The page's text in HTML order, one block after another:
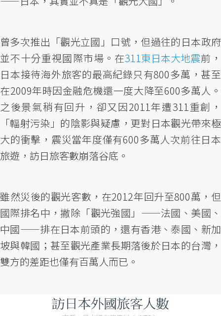
曾多次推出「觀光立國」口號，但過往的日本政府
並不十分重視國際市場。在311東日本大地震前，
日本接待海外旅客的最高紀錄只有800多萬，甚至
在2009年時因金融危機還一度大降至600多萬人。
之後景氣稍有回升，卻又因2011年遭311重創，
「輻射污染」的陰影與疑慮，更對日本觀光帶來極
大的衝擊，震災當年度僅有600多萬人次前往日本
旅遊，訪日旅客數崩落谷底。
雖然災後的觀光客數，在2012年回升至800萬，但
國際排名中，撇除「觀光強國」——法國、美國、
中國——排在日本前頭的，還有香港、泰國、新加
坡與韓國；甚至觀光產業長期落後於日本的台灣，
雙方的差距也僅有百萬人而已。